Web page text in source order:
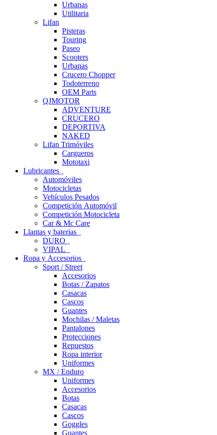
Urbanas
Utilitaria
Lifan
Pisteras
Touring
Paseo
Scooters
Urbanas
Crucero Chopper
Todoterreno
OEM Parts
QJMOTOR
ADVENTURE
CRUCERO
DEPORTIVA
NAKED
Lifan Trimóviles
Cargueros
Mototaxi
Lubricantes
Automóviles
Motocicletas
Vehículos Pesados
Competición Automóvil
Competición Motocicleta
Car & Mc Care
Llantas y baterias
DURO
VIPAL
Ropa y Accesorios
Sport / Street
Accesorios
Botas / Zapatos
Casacas
Cascos
Guantes
Mochilas / Maletas
Pantalones
Protecciones
Repuestos
Ropa interior
Uniformes
MX / Enduro
Uniformes
Accesorios
Botas
Casacas
Cascos
Goggles
Guantes